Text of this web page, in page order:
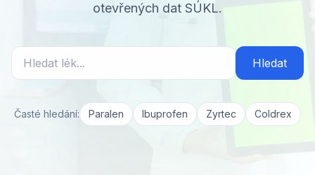
otevřených dat SÚKL.
Hledat
Časté hledání: Paralen Ibuprofen Zyrtec Coldrex